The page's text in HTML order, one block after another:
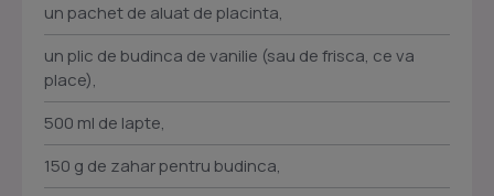
un pachet de aluat de placinta,
un plic de budinca de vanilie (sau de frisca, ce va
place),
500 ml de lapte,
150 g de zahar pentru budinca,